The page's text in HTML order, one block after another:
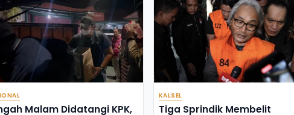
Malam Didatangi KPK,
KALSEL
Tiga Sprindik Membelit